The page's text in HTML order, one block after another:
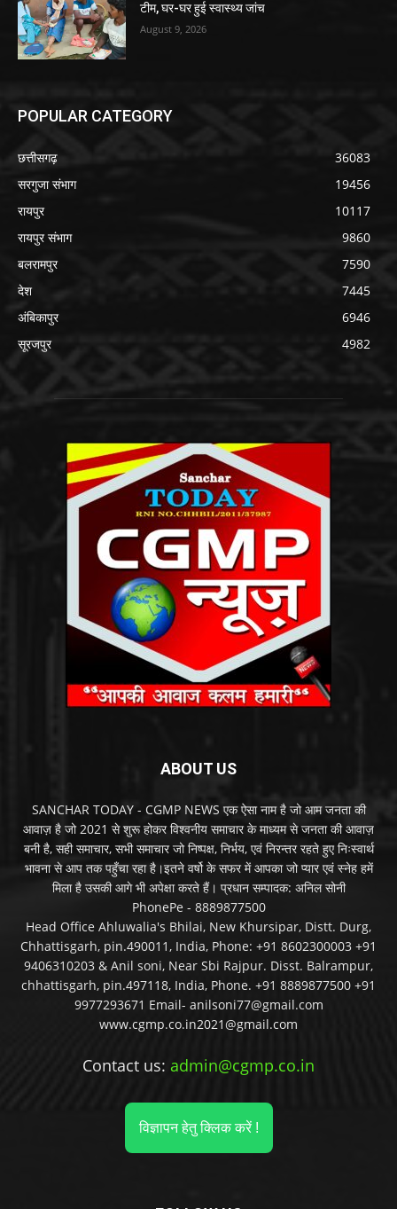
टीम, घर-घर हुई स्वास्थ्य जांच
August 9, 2026
POPULAR CATEGORY
छत्तीसगढ़
36083
सरगुजा संभाग
19456
रायपुर
10117
रायपुर संभाग
9860
बलरामपुर
7590
देश
7445
अंबिकापुर
6946
सूरजपुर
4982
ABOUT US
SANCHAR TODAY - CGMP NEWS एक ऐसा नाम है जो आम जनता की
आवाज़ है जो 2021 से शुरू होकर विश्वनीय समाचार के माध्यम से जनता की आवाज़
बनी है, सही समाचार, सभी समाचार जो निष्पक्ष, निर्भय, एवं निरन्तर रहते हुए निःस्वार्थ
भावना से आप तक पहुँचा रहा है।इतने वर्षो के सफर में आपका जो प्यार एवं स्नेह हमें
मिला है उसकी आगे भी अपेक्षा करते हैं। प्रधान सम्पादक: अनिल सोनी
PhonePe - 8889877500
Head Office Ahluwalia's Bhilai, New Khursipar, Distt. Durg,
Chhattisgarh, pin.490011, India, Phone: +91 8602300003 +91
9406310203 & Anil soni, Near Sbi Rajpur. Disst. Balrampur,
chhattisgarh, pin.497118, India, Phone. +91 8889877500 +91
9977293671 Email- anilsoni77@gmail.com
www.cgmp.co.in2021@gmail.com
Contact us: admin@cgmp.co.in
विज्ञापन हेतु क्लिक करें !